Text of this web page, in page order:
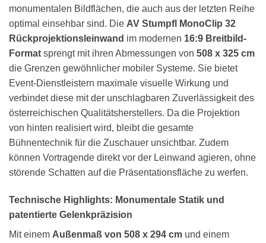
monumentalen Bildflächen, die auch aus der letzten Reihe
optimal einsehbar sind. Die AV Stumpfl MonoClip 32
Rückprojektionsleinwand im modernen 16:9 Breitbild-
Format sprengt mit ihren Abmessungen von 508 x 325 cm
die Grenzen gewöhnlicher mobiler Systeme. Sie bietet
Event-Dienstleistern maximale visuelle Wirkung und
verbindet diese mit der unschlagbaren Zuverlässigkeit des
österreichischen Qualitätsherstellers. Da die Projektion
von hinten realisiert wird, bleibt die gesamte
Bühnentechnik für die Zuschauer unsichtbar. Zudem
können Vortragende direkt vor der Leinwand agieren, ohne
störende Schatten auf die Präsentationsfläche zu werfen.
Technische Highlights: Monumentale Statik und
patentierte Gelenkpräzision
Mit einem Außenmaß von 508 x 294 cm und einem